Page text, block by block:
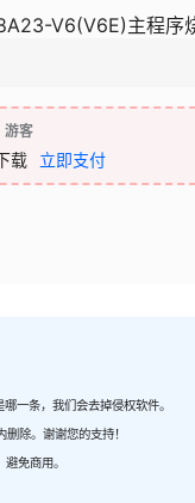
V6(V6E)主程序
游客
载 立即支付
一条，我们会去掉侵权软件。
除。谢谢您的支持！
免商用。